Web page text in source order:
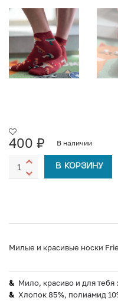
400 ₽ В наличии
В КОРЗИНУ
Милые и красивые носки
Мило, красиво и для тебя
Хлопок 85%, полиамид